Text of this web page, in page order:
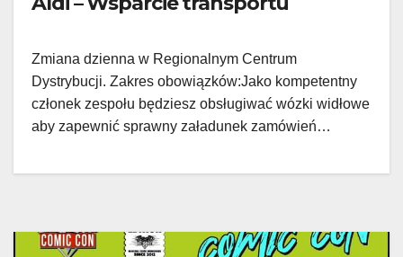
Zmiana dzienna w Regionalnym Centrum
Dystrybucji. Zakres obowiązków:Jako kompetentny
członek zespołu będziesz obsługiwać wózki widłowe
aby zapewnić sprawny załadunek zamówień…